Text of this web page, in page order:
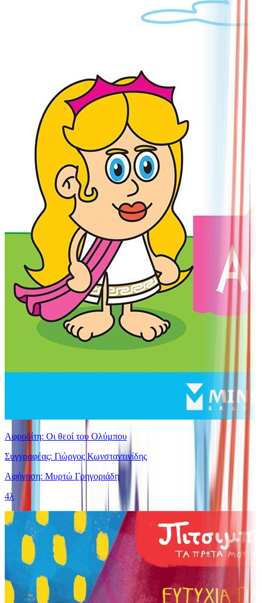
Αφροδίτη: Οι θεοί του Ολύμπου
Συγγραφέας: Γιώργος Κωνσταντινίδης
Αφήγηση: Μυρτώ Γρηγοριάδη
4λ